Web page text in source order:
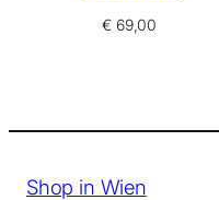
€ 69,00
Shop in Wien